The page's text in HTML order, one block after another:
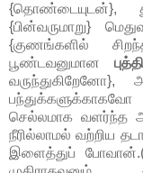
{தொண்டையுடன்},
{பின்வருமாறு}
{குணங்களில்
பூண்டவனுமான
செல்லமாக
நீரில்லாமல் வற்றிய
இளைத்துப்